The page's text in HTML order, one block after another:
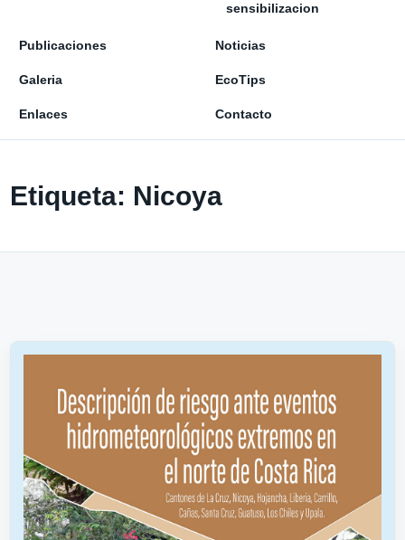
sensibilizacion
Publicaciones Noticias
Galeria EcoTips
Enlaces Contacto
Etiqueta: Nicoya